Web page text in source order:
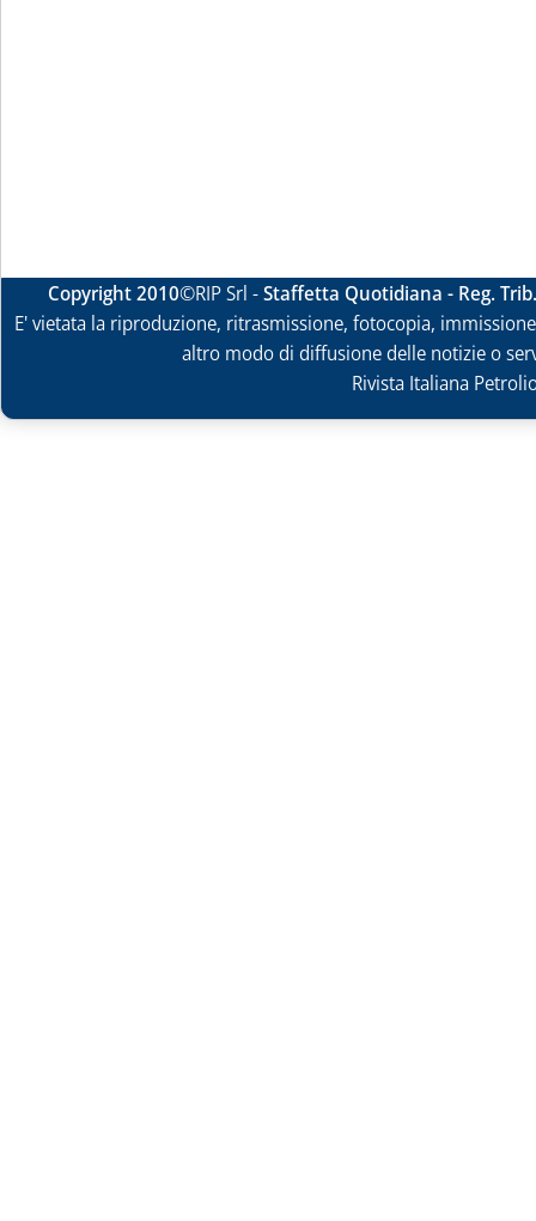
Copyright 2010©RIP Srl -Staffetta Quotidiana - Reg.
E' vietata la riproduzione, ritrasmissione, fotocopia,
altro modo di diffusione delle notizie o
Rivista Italiana